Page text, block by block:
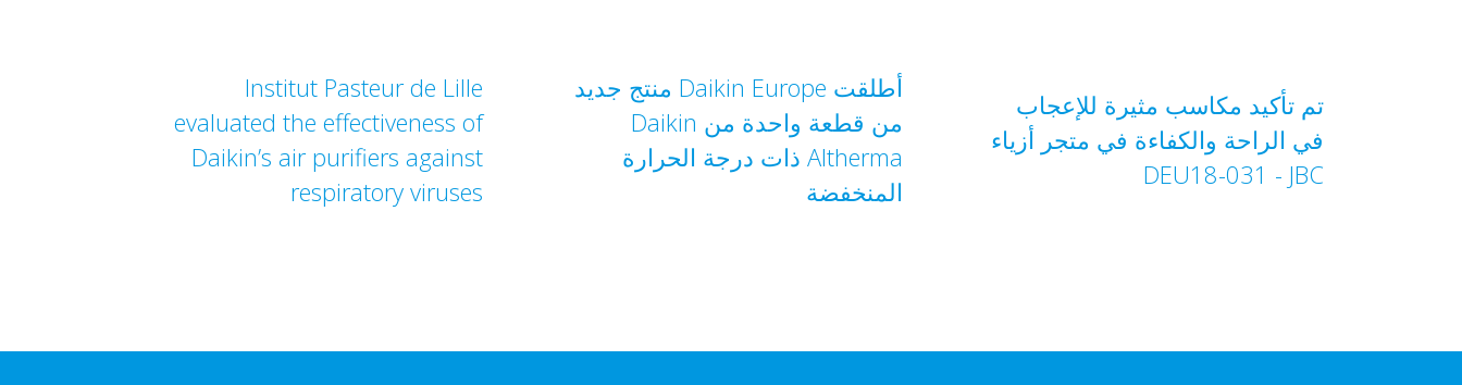
تم تأكيد مكاسب مثيرة للإعجاب
في الراحة والكفاءة في متجر أزياء
JBC‏ - DEU18-031
أطلقت Daikin Europe منتج جديد
من قطعة واحدة من Daikin
Altherma ذات درجة الحرارة
المنخفضة
Institut Pasteur de Lille
evaluated the effectiveness of
Daikin’s air purifiers against
respiratory viruses